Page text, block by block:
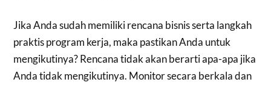
Jika Anda sudah memiliki rencana bisnis serta langkah
praktis program kerja, maka pastikan Anda untuk
mengikutinya? Rencana tidak akan berarti apa-apa jika
Anda tidak mengikutinya. Monitor secara berkala dan